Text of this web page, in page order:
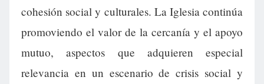
cohesión social y culturales. La Iglesia continúa
promoviendo el valor de la cercanía y el apoyo
mutuo, aspectos que adquieren especial
relevancia en un escenario de crisis social y